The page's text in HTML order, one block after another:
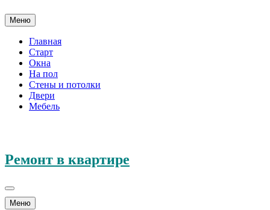
Меню
Главная
Старт
Окна
На пол
Стены и потолки
Двери
Мебель
Ремонт в квартире
Меню